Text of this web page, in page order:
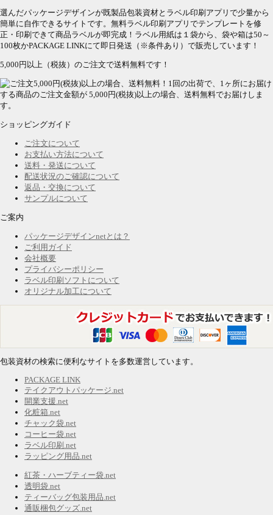
選んだパッケージデザインが既製品包装資材とラベル印刷アプリで少量から
簡単に自作できるサイトです。無料ラベル印刷アプリでテンプレートを修
正・印刷できて商品ラベルが即完成！ラベル用紙は１袋から、袋や箱は50～
100枚かPACKAGE LINKにて即日発送 （※条件あり） で販売しています！
5,000円以上（税抜）のご注文で送料無料です！
1回の出荷で、1ヶ所にお届け
する商品のご注文金額が 5,000円(税抜)以上の場合、送料無料でお届けしま
す。
ショッピングガイド
ご注文について
お支払い方法について
送料・発送について
配送状況のご確認について
返品・交換について
サンプルについて
ご案内
パッケージデザインnetとは？
ご利用ガイド
会社概要
プライバシーポリシー
ラベル印刷ソフトについて
オリジナル加工について
包装資材の検索に便利なサイトを多数運営しています。
PACKAGE LINK
テイクアウトパッケージ.net
開業支援.net
化粧箱.net
チャック袋.net
コーヒー袋.net
ラベル印刷.net
ラッピング用品.net
紅茶・ハーブティー袋.net
透明袋.net
ティーバッグ包装用品.net
通販梱包グッズ.net